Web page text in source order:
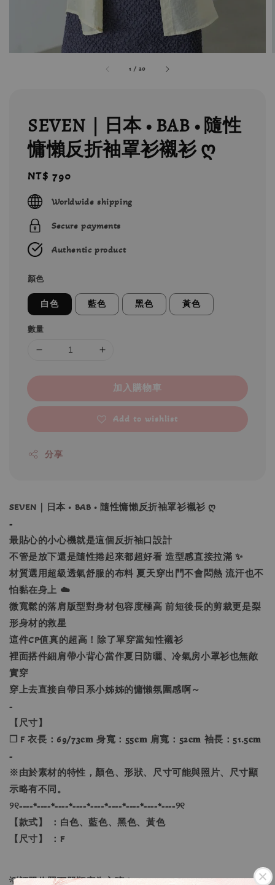
1 /20
SEVEN｜日本 • BAB • 隨性
慵懶反折袖罩衫襯衫 ღ
Regular
price
NT$ 790
Worldwide shipping
Secure payments
Authentic product
顏色
白色 藍色 黑色 黃色
數量
加入購物車
Add to wishlist
分享
SEVEN｜日本 • BAB • 隨性慵懶反折袖罩衫襯衫 ღ
-
最貼心的小心機就是這個反折袖口設計
不管是放下還是隨性捲起來都超好看 造型感直接拉滿 ✨
材質選用超級透氣舒服的布料 夏天穿出門不會悶熱 流汗也不
怕黏在身上 ☁️
微寬鬆的落肩版型對身材包容度極高 前短後長的剪裁更是梨
形身材的救星
這件CP值真的超高！除了單穿當知性襯衫
裡面搭件細肩帶小背心當作夏日防曬、冷氣房小罩衫也無敵
實穿
穿上去直接自帶日系小姊姊的慵懶氛圍感啊～
-
【尺寸】
❐ F 衣長：69/73𝐜𝐦 身寬：55𝐜𝐦 肩寬：52𝐜𝐦 袖長：51.5𝐜𝐦
-
※由於素材的特性，顏色、形狀、尺寸可能與照片、尺寸顯
示略有不同。
୨୧----*----*----*----*----*----*----*----*----୨୧
【款式】 ：白色、藍色、黑色、黃色
【尺寸】 ：F
💡訂單依照下單順序為主唷！